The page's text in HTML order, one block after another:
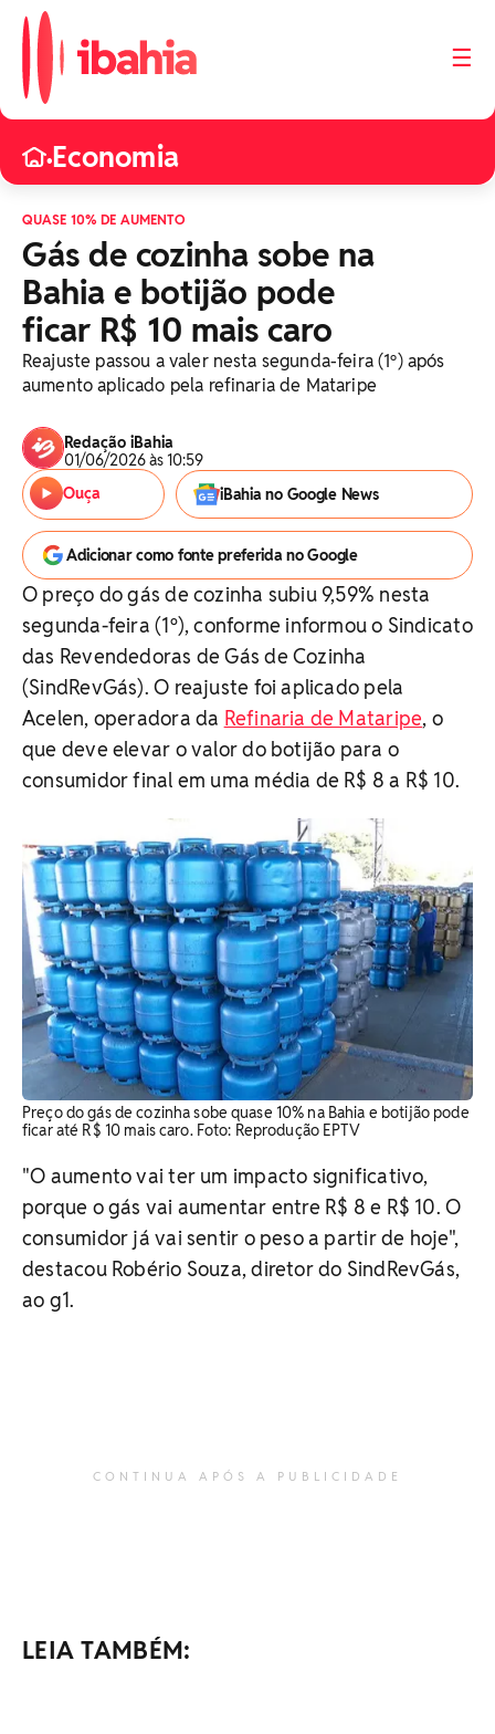
☰
•Economia
QUASE 10% DE AUMENTO
Gás de cozinha sobe na
Bahia e botijão pode
ficar R$ 10 mais caro
Reajuste passou a valer nesta segunda-feira (1º) após
aumento aplicado pela refinaria de Mataripe
Redação iBahia
01/06/2026 às 10:59
Ouça
iBahia no Google News
Adicionar como fonte preferida no Google
O preço do gás de cozinha subiu 9,59% nesta
segunda-feira (1º), conforme informou o Sindicato
das Revendedoras de Gás de Cozinha
(SindRevGás). O reajuste foi aplicado pela
Acelen, operadora da Refinaria de Mataripe, o
que deve elevar o valor do botijão para o
consumidor final em uma média de R$ 8 a R$ 10.
Preço do gás de cozinha sobe quase 10% na Bahia e botijão pode
ficar até R$ 10 mais caro. Foto: Reprodução EPTV
"O aumento vai ter um impacto significativo,
porque o gás vai aumentar entre R$ 8 e R$ 10. O
consumidor já vai sentir o peso a partir de hoje",
destacou Robério Souza, diretor do SindRevGás,
ao g1.
CONTINUA APÓS A PUBLICIDADE
LEIA TAMBÉM: